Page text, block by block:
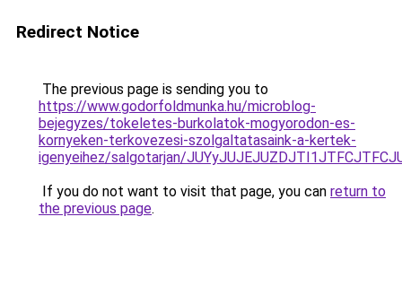
Redirect Notice
The previous page is sending you to
https://www.godorfoldmunka.hu/microblog-
bejegyzes/tokeletes-burkolatok-mogyorodon-es-
kornyeken-terkovezesi-szolgaltatasaink-a-kertek-
igenyeihez/salgotarjan/
If you do not want to visit that page, you can return to
the previous page.